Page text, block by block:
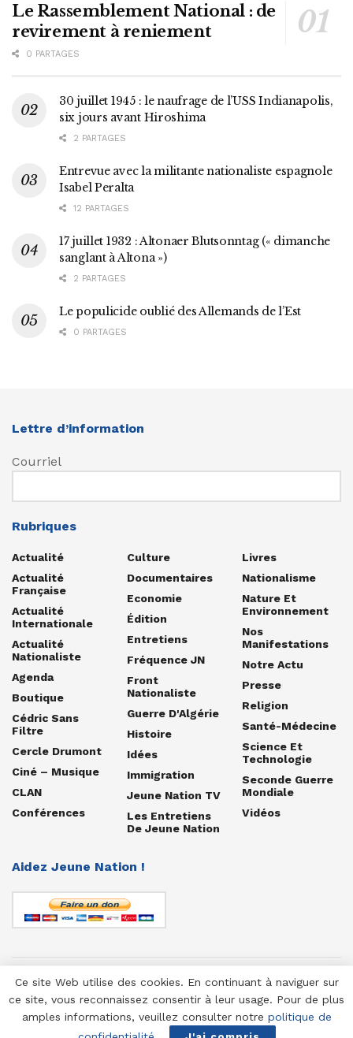
Le Rassemblement National : de
revirement à reniement
0 PARTAGES
30 juillet 1945 : le naufrage de l’USS Indianapolis,
six jours avant Hiroshima
2 PARTAGES
Entrevue avec la militante nationaliste espagnole
Isabel Peralta
12 PARTAGES
17 juillet 1932 : Altonaer Blutsonntag (« dimanche
sanglant à Altona »)
2 PARTAGES
Le populicide oublié des Allemands de l’Est
0 PARTAGES
Lettre d’information
Courriel
Rubriques
Actualité
Actualité
Française
Actualité
Internationale
Actualité
Nationaliste
Agenda
Boutique
Cédric Sans
Filtre
Cercle Drumont
Ciné – Musique
CLAN
Conférences
Culture
Documentaires
Economie
Édition
Entretiens
Fréquence JN
Front
Nationaliste
Guerre D'Algérie
Histoire
Idées
Immigration
Jeune Nation TV
Les Entretiens
De Jeune Nation
Livres
Nationalisme
Nature Et
Environnement
Nos
Manifestations
Notre Actu
Presse
Religion
Santé-Médecine
Science Et
Technologie
Seconde Guerre
Mondiale
Vidéos
Aidez Jeune Nation !
© 1958-2025 Jeune Nation
Ce site Web utilise des cookies. En continuant à naviguer sur
ce site, vous reconnaissez consentir à leur usage. Pour de plus
amples informations, veuillez consulter notre politique de